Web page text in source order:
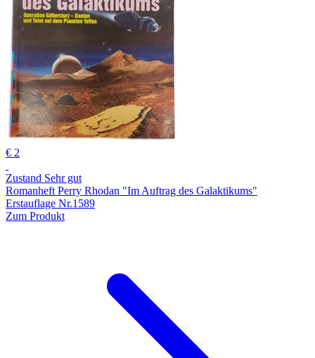
€ 2
Zustand Sehr gut
Romanheft Perry Rhodan "Im Auftrag des Galaktikums"
Erstauflage Nr.1589
Zum Produkt